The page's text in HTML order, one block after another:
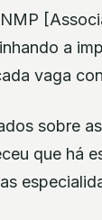
a
vaga
sobre
que há